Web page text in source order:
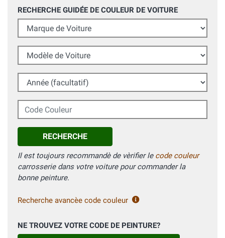
RECHERCHE GUIDÉE DE COULEUR DE VOITURE
Marque de Voiture
Modèle de Voiture
Année (facultatif)
Code Couleur
RECHERCHE
Il est toujours recommandè de vèrifier le code couleur
carrosserie dans votre voiture pour commander la
bonne peinture.
Recherche avancèe code couleur
NE TROUVEZ VOTRE CODE DE PEINTURE?